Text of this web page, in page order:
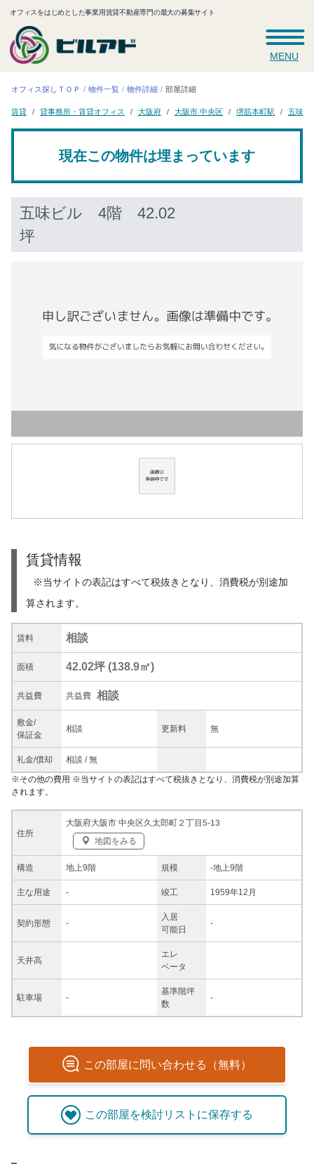
オフィスをはじめとした事業用賃貸不動産専門の最大の募集サイト
MENU
オフィス探しＴＯＰ 物件一覧 物件詳細 部屋詳細
賃貸 貸事務所・賃貸オフィス 大阪府 大阪市 中央区 堺筋本町駅 五味ビ
現在この物件は埋まっています
五味ビル 4階 42.02
坪
賃貸情報
※当サイトの表記はすべて税抜きとなり、消費税が別途加
算されます。
賃料 相談
面積 42.02坪 (138.9㎡)
共益費 共益費 相談
敷金/
保証金
相談 更新料 無
礼金/償却 相談 /無
住所
大阪府大阪市 中央区久太郎町２丁目5-13
地図をみる
構造 地上9階 規模 -地上9階
主な用途 - 竣工 1959年12月
契約形態 -
入居
可能日
-
天井高
エレ
ベータ
駐車場 -
基準階坪
数
-
※その他の費用 ※当サイトの表記はすべて税抜きとなり、消費税が別途加算
されます。
この部屋に問い合わせる（無料）
この部屋を検討リストに保存する